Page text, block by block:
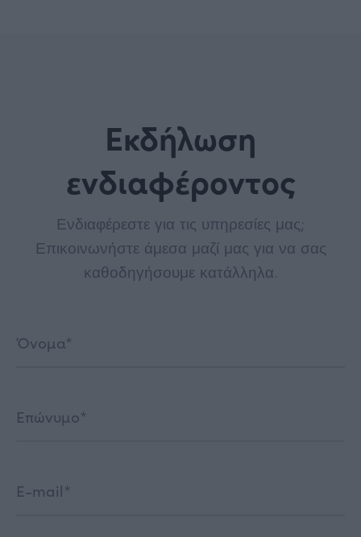
Εκδήλωση
ενδιαφέροντος
Ενδιαφέρεστε για τις υπηρεσίες μας;
Επικοινωνήστε άμεσα μαζί μας για να σας
καθοδηγήσουμε κατάλληλα.